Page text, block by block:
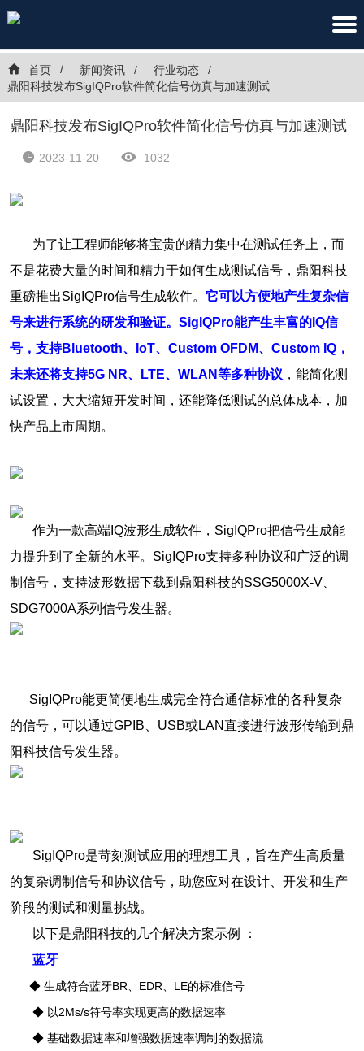
首页 新闻资讯
行业动态
鼎阳科技发布SigIQPro软件简化信号仿真与加速测试
鼎阳科技发布SigIQPro软件简化信号仿真与加速测试
2023-11-20 1032
为了让工程师能够将宝贵的精力集中在测试任务上，而
不是花费大量的时间和精力于如何生成测试信号，鼎阳科技
重磅推出SigIQPro信号生成软件。 它可以方便地产生复杂信
号来进行系统的研发和验证。SigIQPro能产生丰富的IQ信
号，支持Bluetooth、IoT、Custom OFDM、Custom IQ，
未来还将支持5G NR、LTE、WLAN等多种协议 ，能简化测
试设置，大大缩短开发时间，还能降低测试的总体成本，加
快产品上市周期。
作为一款高端IQ波形生成软件，SigIQPro把信号生成能
力提升到了全新的水平。SigIQPro支持多种协议和广泛的调
制信号，支持波形数据下载到鼎阳科技的SSG5000X-V、
SDG7000A系列信号发生器。
SigIQPro能更简便地生成完全符合通信标准的各种复杂
的信号，可以通过GPIB、USB或LAN直接进行波形传输到鼎
阳科技信号发生器。
SigIQPro是苛刻测试应用的理想工具，旨在产生高质量
的复杂调制信号和协议信号，助您应对在设计、开发和生产
阶段的测试和测量挑战。
以下是鼎阳科技的几个解决方案示例 ：
蓝牙
◆ 生成符合蓝牙BR、EDR、LE的标准信号
◆ 以2Ms/s符号率实现更高的数据速率
◆ 基础数据速率和增强数据速率调制的数据流